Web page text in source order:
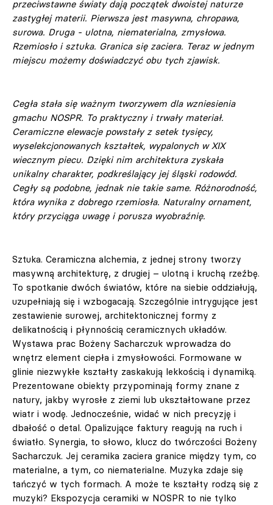
przeciwstawne światy dają początek dwoistej naturze
zastygłej materii. Pierwsza jest masywna, chropawa,
surowa. Druga - ulotna, niematerialna, zmysłowa.
Rzemiosło i sztuka. Granica się zaciera. Teraz w jednym
miejscu możemy doświadczyć obu tych zjawisk.
Cegła stała się ważnym tworzywem dla wzniesienia
gmachu NOSPR. To praktyczny i trwały materiał.
Ceramiczne elewacje powstały z setek tysięcy,
wyselekcjonowanych kształtek, wypalonych w XIX
wiecznym piecu. Dzięki nim architektura zyskała
unikalny charakter, podkreślający jej śląski rodowód.
Cegły są podobne, jednak nie takie same. Różnorodność,
która wynika z dobrego rzemiosła. Naturalny ornament,
który przyciąga uwagę i porusza wyobraźnię.
Sztuka. Ceramiczna alchemia, z jednej strony tworzy
masywną architekturę, z drugiej – ulotną i kruchą rzeźbę.
To spotkanie dwóch światów, które na siebie oddziałują,
uzupełniają się i wzbogacają. Szczególnie intrygujące jest
zestawienie surowej, architektonicznej formy z
delikatnością i płynnością ceramicznych układów.
Wystawa prac Bożeny Sacharczuk wprowadza do
wnętrz element ciepła i zmysłowości. Formowane w
glinie niezwykłe kształty zaskakują lekkością i dynamiką.
Prezentowane obiekty przypominają formy znane z
natury, jakby wyrosłe z ziemi lub ukształtowane przez
wiatr i wodę. Jednocześnie, widać w nich precyzję i
dbałość o detal. Opalizujące faktury reagują na ruch i
światło. Synergia, to słowo, klucz do twórczości Bożeny
Sacharczuk. Jej ceramika zaciera granice między tym, co
materialne, a tym, co niematerialne. Muzyka zdaje się
tańczyć w tych formach. A może te kształty rodzą się z
muzyki? Ekspozycja ceramiki w NOSPR to nie tylko